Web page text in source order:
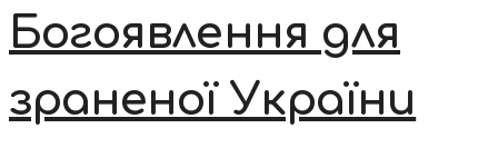
Богоявлення для
зраненої України